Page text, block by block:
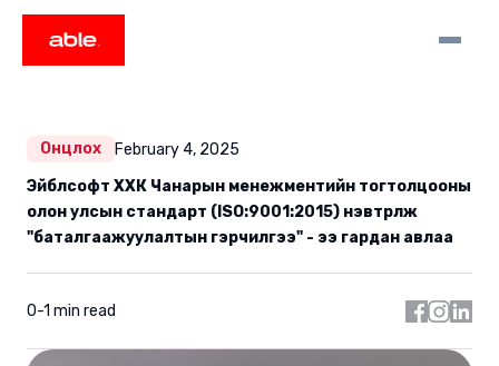
Онцлох
February 4, 2025
Эйблсофт ХХК Чанарын менежментийн тогтолцооны
олон улсын стандарт (ISO:9001:2015) нэвтрүүлж
"баталгаажуулалтын гэрчилгээ" - ээ гардан авлаа
0-1 min read